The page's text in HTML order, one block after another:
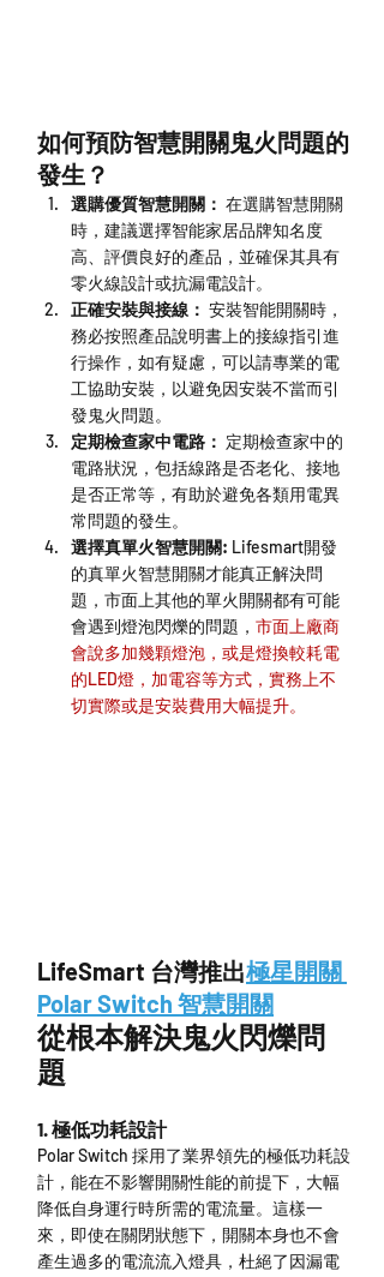
如何預防智慧開關鬼火問題的
發生？
選購優質智慧開關： 在選購智慧開關
時，建議選擇智能家居品牌知名度
高、評價良好的產品，並確保其具有
零火線設計或抗漏電設計。
正確安裝與接線： 安裝智能開關時，
務必按照產品說明書上的接線指引進
行操作，如有疑慮，可以請專業的電
工協助安裝，以避免因安裝不當而引
發鬼火問題。
定期檢查家中電路： 定期檢查家中的
電路狀況，包括線路是否老化、接地
是否正常等，有助於避免各類用電異
常問題的發生。
選擇真單火智慧開關: Lifesmart開發
的真單火智慧開關才能真正解決問
題，市面上其他的單火開關都有可能
會遇到燈泡閃爍的問題， 市面上廠商
會說多加幾顆燈泡，或是燈換較耗電
的LED燈，加電容等方式，實務上不
切實際或是安裝費用大幅提升。
LifeSmart 台灣推出極星開關
Polar Switch 智慧開關
從根本解決鬼火閃爍問
題
1. 極低功耗設計
Polar Switch 採用了業界領先的極低功耗設
計，能在不影響開關性能的前提下，大幅
降低自身運行時所需的電流量。這樣一
來，即使在關閉狀態下，開關本身也不會
產生過多的電流流入燈具，杜絕了因漏電